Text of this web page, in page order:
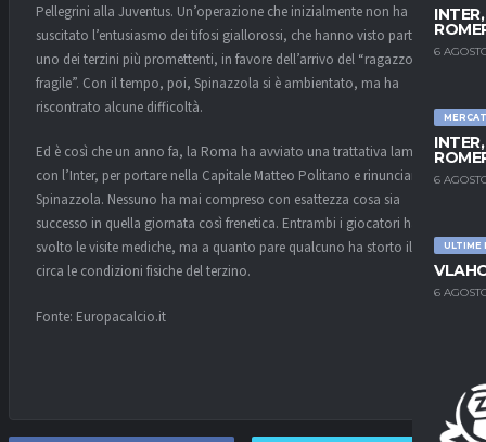
6
6
ULTIME
6
Pellegrini alla Juventus. Un’operazione che inizialmente non ha
suscitato l’entusiasmo dei tifosi giallorossi, che hanno visto partire
uno dei terzini più promettenti, in favore dell’arrivo del “ragazzo
fragile”. Con il tempo, poi, Spinazzola si è ambientato, ma ha
riscontrato alcune difficoltà.
Ed è così che un anno fa, la Roma ha avviato una trattativa lampo
con l’Inter, per portare nella Capitale Matteo Politano e rinunciare a
Spinazzola. Nessuno ha mai compreso con esattezza cosa sia
successo in quella giornata così frenetica. Entrambi i giocatori hanno
svolto le visite mediche, ma a quanto pare qualcuno ha storto il naso
circa le condizioni fisiche del terzino.
Fonte: Europacalcio.it